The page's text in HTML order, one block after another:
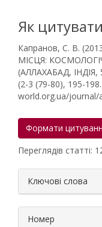
Як цитувати
Капранов, С. В.
МІСЦЯ:
(АЛЛАХАБАД,
(2-3 (79-80), 195-
world.org.ua/journal/
Формати
Переглядів статті:
Ключові слова
Номер